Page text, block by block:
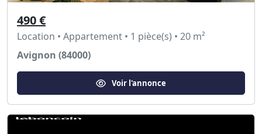
490 €
Location • Appartement • 1 pièce(s) • 20 m²
Avignon (84000)
Voir l'annonce